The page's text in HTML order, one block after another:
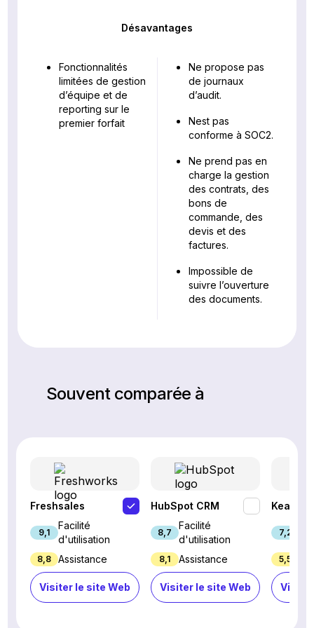
Désavantages
Fonctionnalités
limitées de gestion
d’équipe et de
reporting sur le
premier forfait
Ne propose pas
de journaux
d’audit.
Nest pas
conforme à SOC2.
Ne prend pas en
charge la gestion
des contrats, des
bons de
commande, des
devis et des
factures.
Impossible de
suivre l’ouverture
des documents.
Souvent comparée à
Freshsales
9,1
Facilité
d'utilisation
8,8 Assistance
Visiter le site Web
HubSpot CRM
8,7
Facilité
d'utilisation
8,1 Assistance
Visiter le site Web
Keap
7,2
5,5